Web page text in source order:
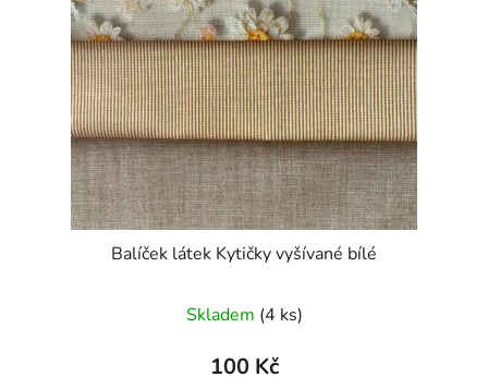
Balíček látek Kytičky vyšívané bílé
Skladem (4 ks)
100 Kč